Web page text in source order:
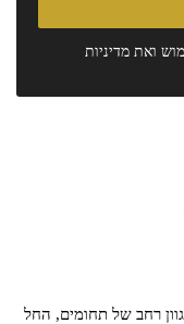
ואת מדיניות
רחב של תחומים, החל